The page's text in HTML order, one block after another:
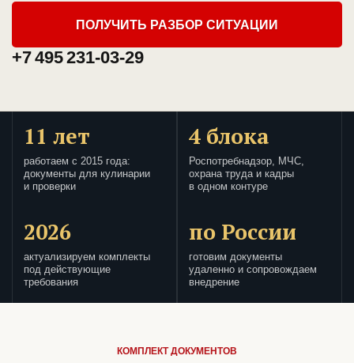
ПОЛУЧИТЬ РАЗБОР СИТУАЦИИ
+7 495 231-03-29
11 лет
работаем с 2015 года:
документы для кулинарии
и проверки
4 блока
Роспотребнадзор, МЧС,
охрана труда и кадры
в одном контуре
2026
актуализируем комплекты
под действующие
требования
по России
готовим документы
удаленно и сопровождаем
внедрение
КОМПЛЕКТ ДОКУМЕНТОВ